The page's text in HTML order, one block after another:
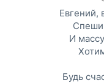
Евгений,
И
Будь